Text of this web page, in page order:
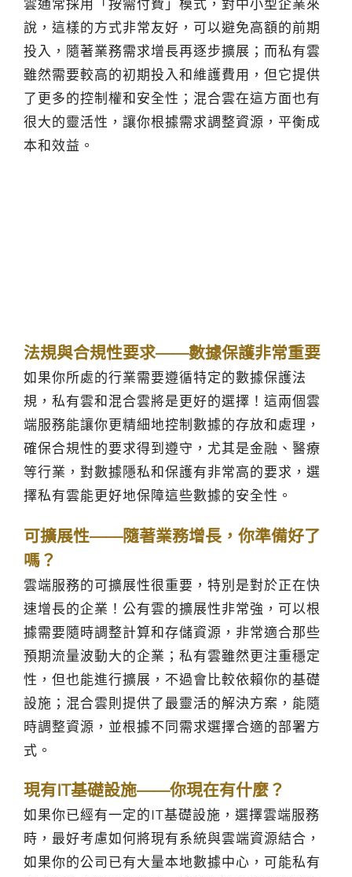
雲通常採用「按需付費」模式，對中小型企業來
說，這樣的方式非常友好，可以避免高額的前期
投入，隨著業務需求增長再逐步擴展；而私有雲
雖然需要較高的初期投入和維護費用，但它提供
了更多的控制權和安全性；混合雲在這方面也有
很大的靈活性，讓你根據需求調整資源，平衡成
本和效益。
法規與合規性要求——數據保護非常重要
如果你所處的行業需要遵循特定的數據保護法
規，私有雲和混合雲將是更好的選擇！這兩個雲
端服務能讓你更精細地控制數據的存放和處理，
確保合規性的要求得到遵守，尤其是金融、醫療
等行業，對數據隱私和保護有非常高的要求，選
擇私有雲能更好地保障這些數據的安全性。
可擴展性——隨著業務增長，你準備好了
嗎？
雲端服務的可擴展性很重要，特別是對於正在快
速增長的企業！公有雲的擴展性非常強，可以根
據需要隨時調整計算和存儲資源，非常適合那些
預期流量波動大的企業；私有雲雖然更注重穩定
性，但也能進行擴展，不過會比較依賴你的基礎
設施；混合雲則提供了最靈活的解決方案，能隨
時調整資源，並根據不同需求選擇合適的部署方
式。
現有IT基礎設施——你現在有什麼？
如果你已經有一定的IT基礎設施，選擇雲端服務
時，最好考慮如何將現有系統與雲端資源結合，
如果你的公司已有大量本地數據中心，可能私有